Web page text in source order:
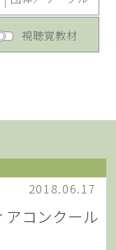
視聴覚教材
2018.06.17
アコンクール